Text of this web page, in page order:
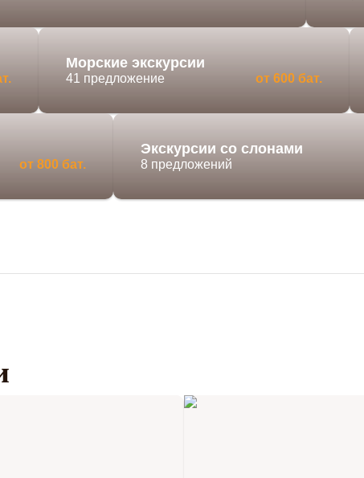
Морские экскурсии
41 предложение от 600 бат.
от 800 бат.
Экскурсии со слонами
8 предложений